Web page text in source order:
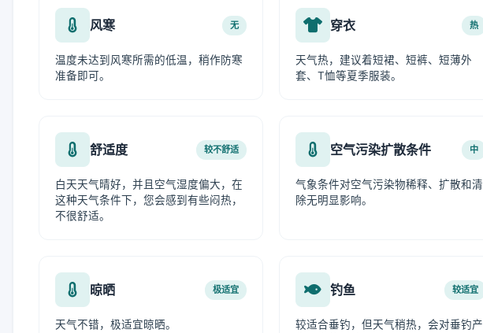
风寒 无
温度未达到风寒所需的低温，稍作防寒
准备即可。
穿衣 热
天气热，建议着短裙、短裤、短薄外
套、T恤等夏季服装。
舒适度 较不舒适
白天天气晴好，并且空气湿度偏大，在
这种天气条件下，您会感到有些闷热，
不很舒适。
空气污染扩散条件 中
气象条件对空气污染物稀释、扩散和清
除无明显影响。
晾晒 极适宜
天气不错，极适宜晾晒。
钓鱼 较适宜
较适合垂钓，但天气稍热，会对垂钓产